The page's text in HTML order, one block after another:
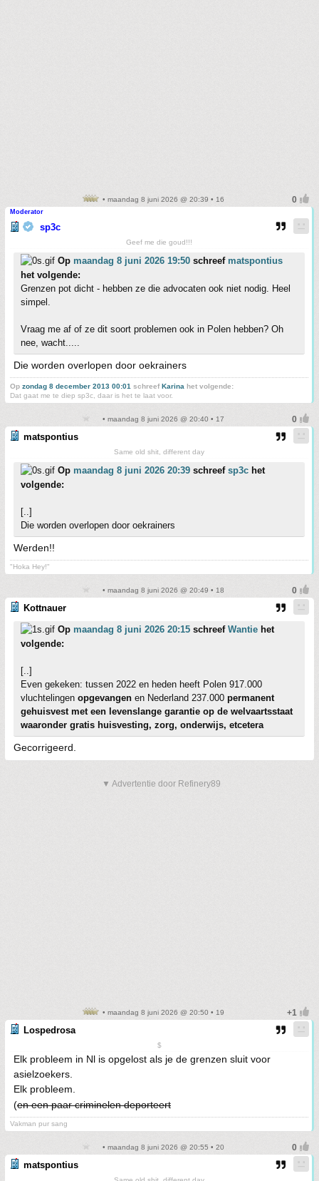
• maandag 8 juni 2026 @ 20:39 • 16
Moderator
sp3c
Geef me die goud!!!
Op maandag 8 juni 2026 19:50 schreef matspontius
het volgende:
Grenzen pot dicht - hebben ze die advocaten ook niet nodig. Heel
simpel.
Vraag me af of ze dit soort problemen ook in Polen hebben? Oh
nee, wacht.....
Die worden overlopen door oekrainers
Op zondag 8 december 2013 00:01 schreefKarina het volgende:
Dat gaat me te diep sp3c, daar is het te laat voor.
• maandag 8 juni 2026 @ 20:40 • 17
matspontius
Same old shit, different day
Op maandag 8 juni 2026 20:39 schreef sp3c het
volgende:
[..]
Die worden overlopen door oekrainers
Werden!!
"Hoka Hey!"
• maandag 8 juni 2026 @ 20:49 • 18
Kottnauer
Op maandag 8 juni 2026 20:15 schreef Wantie het
volgende:
[..]
Even gekeken: tussen 2022 en heden heeft Polen 917.000
vluchtelingen opgevangen en Nederland 237.000 permanent
gehuisvest met een levenslange garantie op de welvaartsstaat
waaronder gratis huisvesting, zorg, onderwijs, etcetera
Gecorrigeerd.
▼ Advertentie door Refinery89
• maandag 8 juni 2026 @ 20:50 • 19
Lospedrosa
$
Elk probleem in Nl is opgelost als je de grenzen sluit voor
asielzoekers.
Elk probleem.
(en een paar criminelen deporteert
Vakman pur sang
• maandag 8 juni 2026 @ 20:55 • 20
matspontius